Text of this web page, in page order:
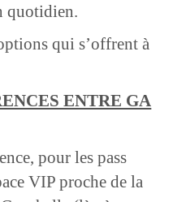
quotidien.
qui s’offrent à
ENTRE GA
pour les pass
VIP proche de la